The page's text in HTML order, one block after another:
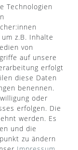
Technologien
z.B. Inhalte
von
auf unsere
erfolgt
diese Daten
benennen.
oder
erfolgen. Die
werden. Es
und die
zu ändern